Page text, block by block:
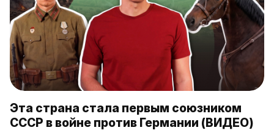
Эта страна стала первым союзником
СССР в войне против Германии (ВИДЕО)